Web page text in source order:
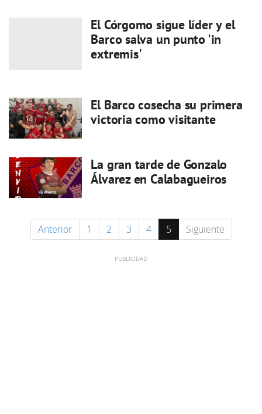
El Córgomo sigue líder y el
Barco salva un punto 'in
extremis'
El Barco cosecha su primera
victoria como visitante
La gran tarde de Gonzalo
Álvarez en Calabagueiros
Anterior 1 2 3 4 5 Siguiente